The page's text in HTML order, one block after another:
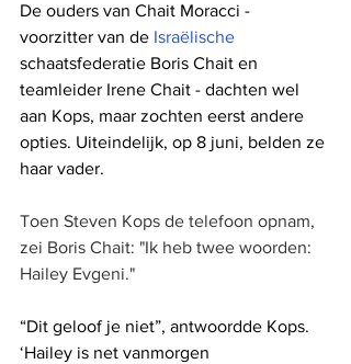
De ouders van Chait Moracci -
voorzitter van de Israëlische
schaatsfederatie Boris Chait en
teamleider Irene Chait - dachten wel
aan Kops, maar zochten eerst andere
opties. Uiteindelijk, op 8 juni, belden ze
haar vader.
Toen Steven Kops de telefoon opnam,
zei Boris Chait: "Ik heb twee woorden:
Hailey Evgeni."
“Dit geloof je niet”, antwoordde Kops.
‘Hailey is net vanmorgen